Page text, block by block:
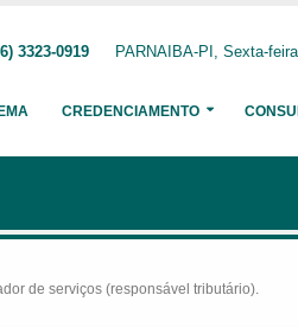
3323-0919 PARNAIBA-PI, Sexta-
CREDENCIAMENTO
de serviços (responsável tributário).